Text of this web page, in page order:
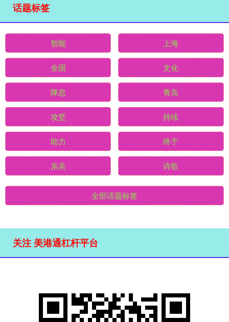
话题标签
智能 上海
全国 文化
降息 青岛
攻坚 持续
助力 终于
东吴 诗歌
全部话题标签
关注 美港通杠杆平台